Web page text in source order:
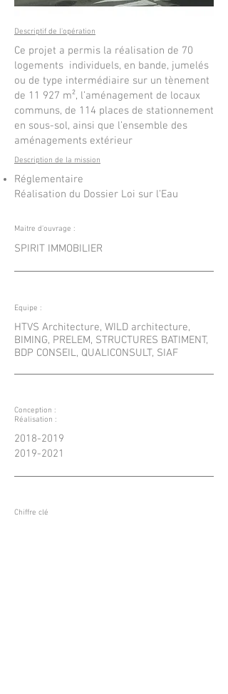
Descriptif de l'opération
Ce projet a permis la réalisation de 70
logements individuels, en bande, jumelés
ou de type intermédiaire sur un tènement
de 11 927 m², l’aménagement de locaux
communs, de 114 places de stationnement
en sous-sol, ainsi que l’ensemble des
aménagements extérieur
Description de la mission
Réglementaire
Réalisation du Dossier Loi sur l’Eau
Maitre d'ouvrage :
SPIRIT IMMOBILIER
Equipe :
HTVS Architecture, WILD architecture,
BIMING, PRELEM, STRUCTURES BATIMENT,
BDP CONSEIL, QUALICONSULT, SIAF
Conception :
Réalisation :
2018-2019
2019-2021
Chiffre clé